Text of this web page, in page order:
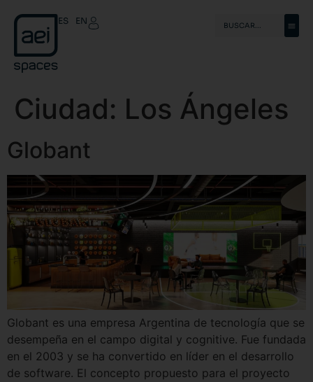
ES EN
Ciudad: Los Ángeles
Globant
Globant es una empresa Argentina de tecnología que se
desempeña en el campo digital y cognitive. Fue fundada
en el 2003 y se ha convertido en líder en el desarrollo
de software. El concepto propuesto para el proyecto